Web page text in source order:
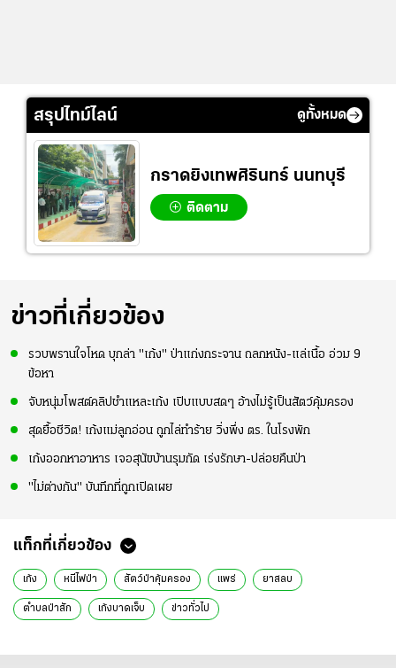
สรุปไทม์ไลน์ ดูทั้งหมด
กราดยิงเทพศิรินทร์ นนทบุรี
ติดตาม
ข่าวที่เกี่ยวข้อง
รวบพรานใจโหด บุกล่า "เก้ง" ป่าแก่งกระจาน ถลกหนัง-แล่เนื้อ อ่วม 9
ข้อหา
จับหนุ่มโพสต์คลิปชำแหละเก้ง เปิบแบบสดๆ อ้างไม่รู้เป็นสัตว์คุ้มครอง
สุดยื้อชีวิต! เก้งแม่ลูกอ่อน ถูกไล่ทำร้าย วิ่งพึ่ง ตร. ในโรงพัก
เก้งออกหาอาหาร เจอสุนัขบ้านรุมกัด เร่งรักษา-ปล่อยคืนป่า
"ไม่ต่างกัน" บันทึกที่ถูกเปิดเผย
แท็กที่เกี่ยวข้อง
เก้ง หนีไฟป่า สัตว์ป่าคุ้มครอง แพร่ ยาสลบ
ตำบลป่าสัก เก้งบาดเจ็บ ข่าวทั่วไป